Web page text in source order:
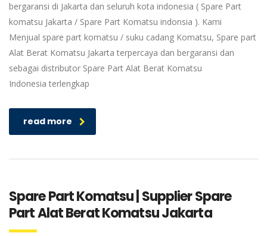
bergaransi di Jakarta dan seluruh kota indonesia ( Spare Part
komatsu Jakarta / Spare Part Komatsu indonsia ). Kami
Menjual spare part komatsu / suku cadang Komatsu, Spare part
Alat Berat Komatsu Jakarta terpercaya dan bergaransi dan
sebagai distributor Spare Part Alat Berat Komatsu
Indonesia terlengkap
read more
Spare Part Komatsu | Supplier Spare
Part Alat Berat Komatsu Jakarta